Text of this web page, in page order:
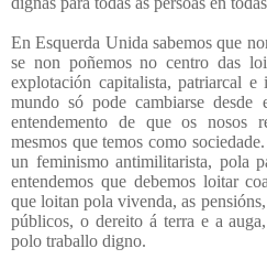
En Esquerda Unida sabemos que
se non poñemos no centro das
explotación capitalista, patriarcal
mundo só pode cambiarse desde
entendemento de que os nosos
mesmos que temos como
un feminismo antimilitarista, pola
entendemos que debemos loitar
que loitan pola vivenda, as
públicos, o dereito á terra e a
polo traballo digno.